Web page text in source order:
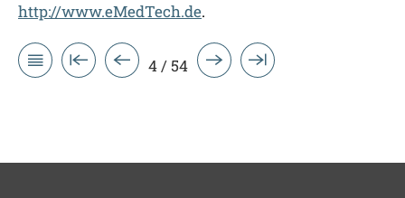
http://www.eMedTech.de.
4 / 54